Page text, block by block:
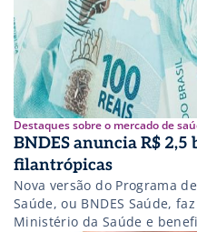
Destaques sobre o mercado de
BNDES anuncia R$
filantrópicas
Nova versão do Programa
Saúde, ou BNDES Saúde,
Ministério da Saúde e